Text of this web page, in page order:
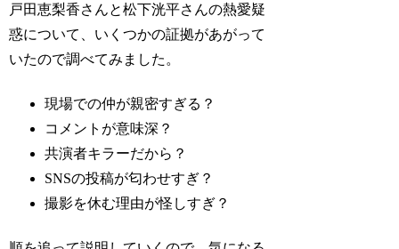
戸田恵梨香さんと松下洸平さんの熱愛疑
惑について、いくつかの証拠があがって
いたので調べてみました。
現場での仲が親密すぎる？
コメントが意味深？
共演者キラーだから？
SNSの投稿が匂わせすぎ？
撮影を休む理由が怪しすぎ？